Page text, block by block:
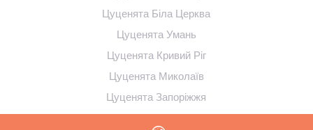
Цуценята Біла Церква
Цуценята Умань
Цуценята Кривий Ріг
Цуценята Миколаїв
Цуценята Запоріжжя
Цуценята Харків